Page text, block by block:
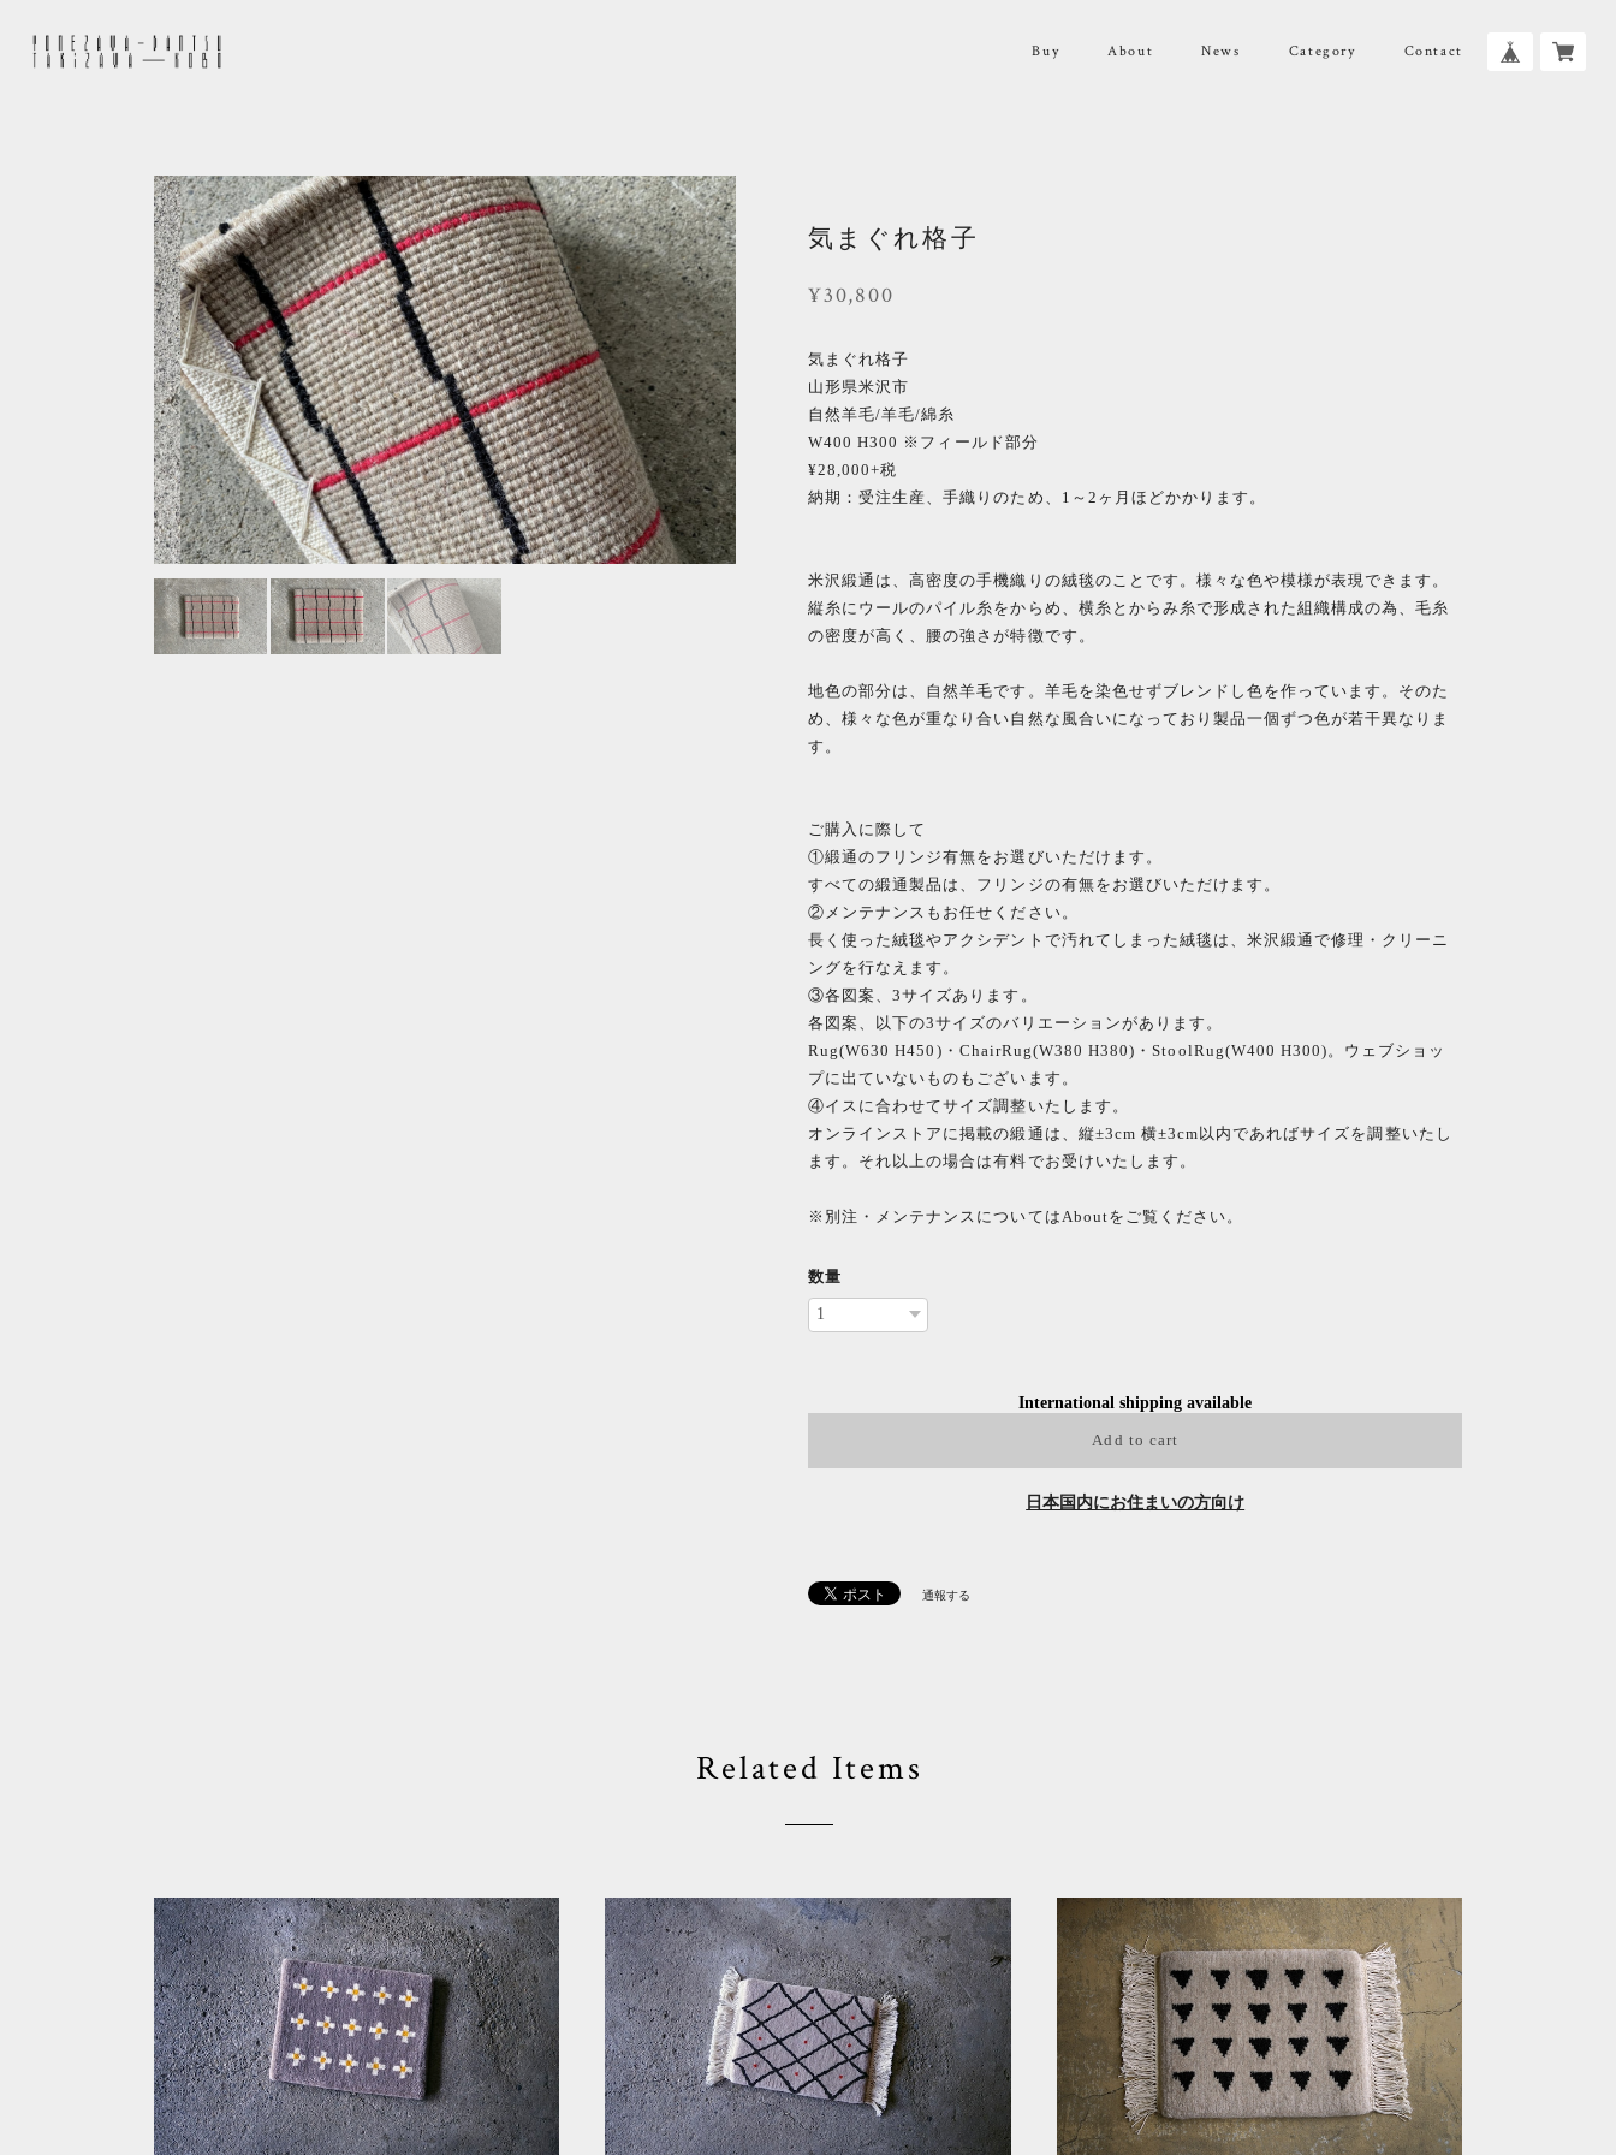
Buy About News Category Contact
気まぐれ格子
¥30,800
気まぐれ格子
山形県米沢市
自然羊毛/羊毛/綿糸
W400 H300 ※フィールド部分
¥28,000+税
納期：受注生産、手織りのため、1～2ヶ月ほどかかります。
米沢緞通は、高密度の手機織りの絨毯のことです。様々な色や模様が表現できます。
縦糸にウールのパイル糸をからめ、横糸とからみ糸で形成された組織構成の為、毛糸
の密度が高く、腰の強さが特徴です。
地色の部分は、自然羊毛です。羊毛を染色せずブレンドし色を作っています。そのた
め、様々な色が重なり合い自然な風合いになっており製品一個ずつ色が若干異なりま
す。
ご購入に際して
①緞通のフリンジ有無をお選びいただけます。
すべての緞通製品は、フリンジの有無をお選びいただけます。
②メンテナンスもお任せください。
長く使った絨毯やアクシデントで汚れてしまった絨毯は、米沢緞通で修理・クリーニ
ングを行なえます。
③各図案、3サイズあります。
各図案、以下の3サイズのバリエーションがあります。
Rug(W630 H450)・ChairRug(W380 H380)・StoolRug(W400 H300)。ウェブショッ
プに出ていないものもございます。
④イスに合わせてサイズ調整いたします。
オンラインストアに掲載の緞通は、縦±3cm 横±3cm以内であればサイズを調整いたし
ます。それ以上の場合は有料でお受けいたします。
※別注・メンテナンスについてはAboutをご覧ください。
数量
International shipping available
Add to cart
日本国内にお住まいの方向け
通報する
Related Items